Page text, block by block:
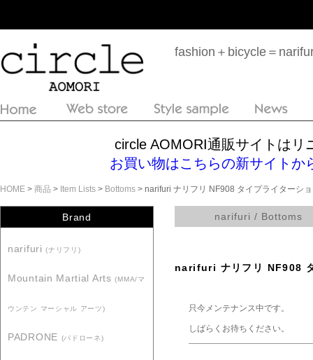
fashion＋bicycle＝
circle AOMORI通販サイトはリ
お買い物はこちらの新サイト
HOME > 商品 > Item Lists > Bottoms > narifuri ナリフリ NF908 タイプライターシ
Brand
narifuri(ナリフリ)
Mountain Martial Arts(MMA/マ
ウンテン マーシャル アーツ)
PADRONE (パドローネ)
narifuri / Bottoms
narifuri ナリフリ NF908
只今メンテナンス中です。
しばらくお待ちください。